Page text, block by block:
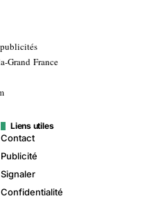
publicités
Grand France
Liens utiles
Contact
Publicité
Signaler
Confidentialité